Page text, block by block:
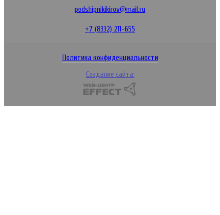
podshipnikikirov@mail.ru
+7 (8332) 211-655
Политика конфиденциальности
Создание сайта: